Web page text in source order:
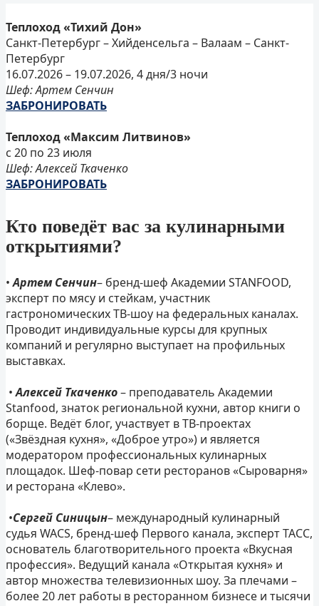
Теплоход «Тихий Дон»
Санкт-Петербург – Хийденсельга – Валаам – Санкт-
Петербург
16.07.2026 – 19.07.2026, 4 дня/3 ночи
Шеф: Артем Сенчин
ЗАБРОНИРОВАТЬ
Теплоход «Максим Литвинов»
с 20 по 23 июля
Шеф: Алексей Ткаченко
ЗАБРОНИРОВАТЬ
Кто поведёт вас за кулинарными
открытиями?
•Артем Сенчин– бренд-шеф Академии STANFOOD,
эксперт по мясу и стейкам, участник
гастрономических ТВ-шоу на федеральных каналах.
Проводит индивидуальные курсы для крупных
компаний и регулярно выступает на профильных
выставках.
•Алексей Ткаченко– преподаватель Академии
Stanfood, знаток региональной кухни, автор книги о
борще. Ведёт блог, участвует в ТВ-проектах
(«Звёздная кухня», «Доброе утро») и является
модератором профессиональных кулинарных
площадок. Шеф-повар сети ресторанов «Сыроварня»
и ресторана «Клево».
•Сергей Синицын– международный кулинарный
судья WACS, бренд-шеф Первого канала, эксперт ТАСС,
основатель благотворительного проекта «Вкусная
профессия». Ведущий канала «Открытая кухня» и
автор множества телевизионных шоу. За плечами –
более 20 лет работы в ресторанном бизнесе и тысячи